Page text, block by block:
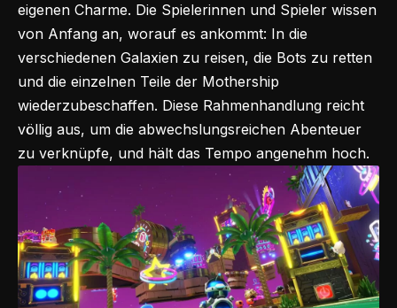
eigenen Charme. Die Spielerinnen und Spieler wissen
von Anfang an, worauf es ankommt: In die
verschiedenen Galaxien zu reisen, die Bots zu retten
und die einzelnen Teile der Mothership
wiederzubeschaffen. Diese Rahmenhandlung reicht
völlig aus, um die abwechslungsreichen Abenteuer
zu verknüpfe, und hält das Tempo angenehm hoch.